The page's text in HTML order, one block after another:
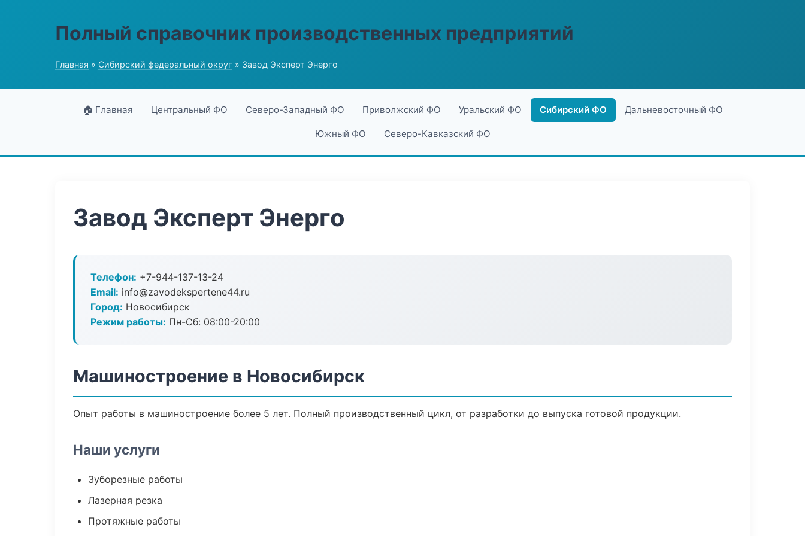
Полный справочник производственных предприятий
Главная » Сибирский федеральный округ » Завод Эксперт Энерго
🏠 Главная Центральный ФО Северо-Западный ФО Приволжский ФО Уральский ФО Сибирский ФО Дальневосточный ФО
Южный ФО Северо-Кавказский ФО
Завод Эксперт Энерго
Телефон: +7-944-137-13-24
Email: info@zavodekspertene44.ru
Город: Новосибирск
Режим работы: Пн-Сб: 08:00-20:00
Машиностроение в Новосибирск
Опыт работы в машиностроение более 5 лет. Полный производственный цикл, от разработки до выпуска готовой продукции.
Наши услуги
Зуборезные работы
Лазерная резка
Протяжные работы